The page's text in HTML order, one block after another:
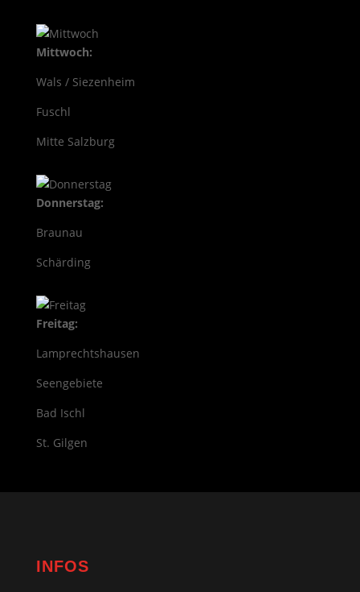
Mittwoch:
Wals / Siezenheim
Fuschl
Mitte Salzburg
Donnerstag:
Braunau
Schärding
Freitag:
Lamprechtshausen
Seengebiete
Bad Ischl
St. Gilgen
INFOS